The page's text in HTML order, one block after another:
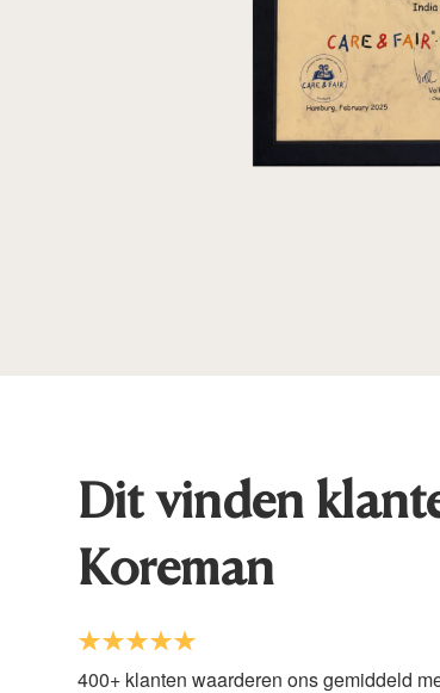
Dit vinden
Koreman
400+ klanten waarderen ons gemiddeld